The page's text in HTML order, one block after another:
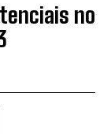
no